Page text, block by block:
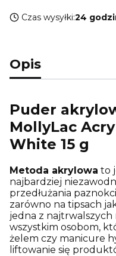
Czas wysyłki:24
Opis
Puder
MollyLac
White 15 g
Metoda akrylowa to
najbardziej
przedłużania
zarówno na tipsach
jedna z najtrwalszych
wszystkim osobom,
żelem czy manicure
liftowanie się